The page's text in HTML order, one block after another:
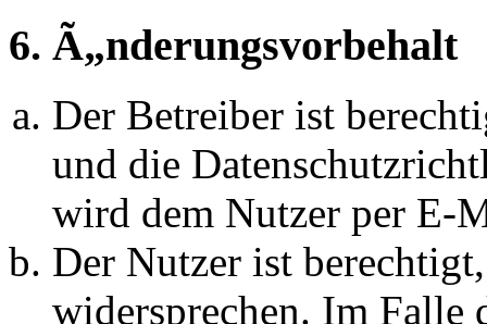
6. Ã„nderungsvorbehalt
Der Betreiber ist
und die
wird dem Nutzer per E-
Der Nutzer ist
widersprechen. Im Falle